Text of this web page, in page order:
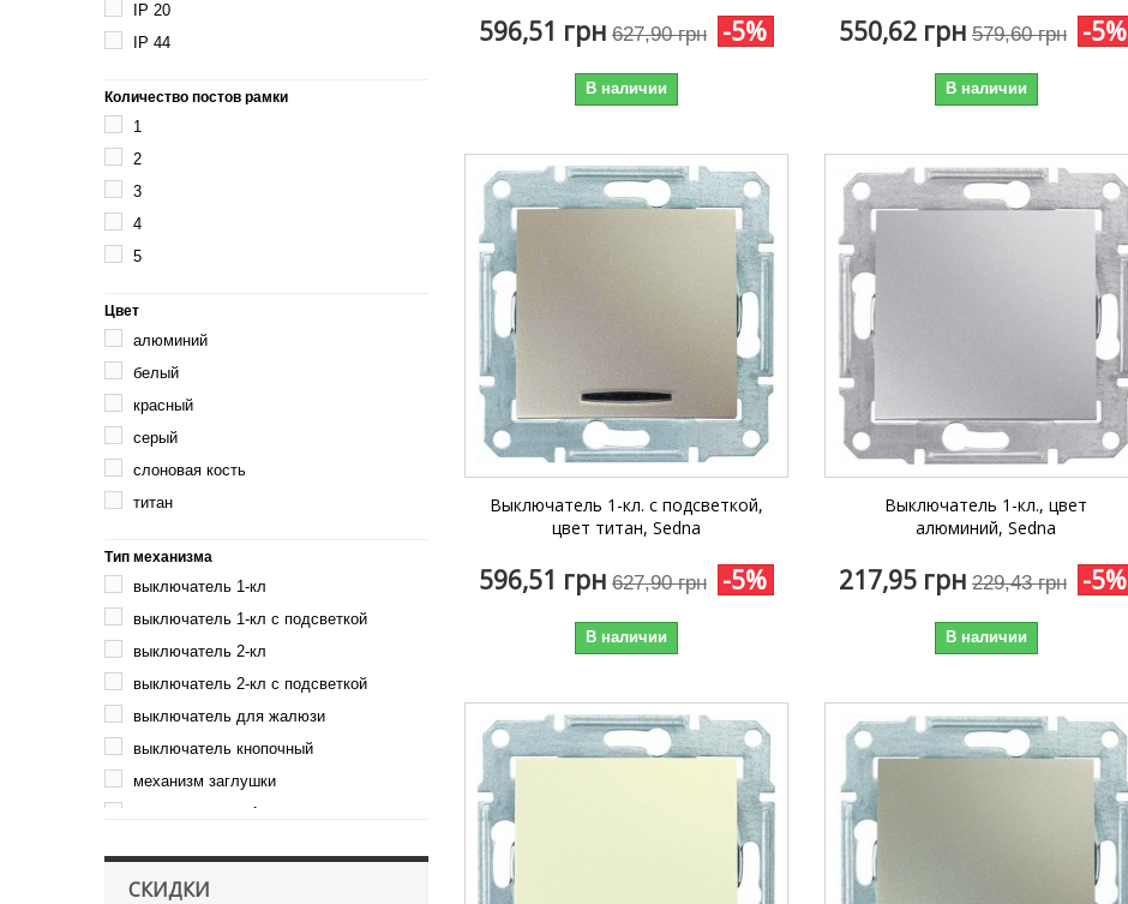
IP 20
IP 44
Количество постов рамки
1
2
3
4
5
Цвет
алюминий
белый
красный
серый
слоновая кость
титан
Тип механизма
выключатель 1-кл
выключатель 1-кл с подсветкой
выключатель 2-кл
выключатель 2-кл с подсветкой
выключатель для жалюзи
выключатель кнопочный
механизм заглушки
переключатель 1-кл
переключатель крестовой
СКИДКИ
596,51 грн 627,90 грн -5%
В наличии
550,62 грн 579,60 грн -5%
В наличии
Выключатель 1-кл. с подсветкой,
цвет титан, Sedna
596,51 грн 627,90 грн -5%
В наличии
Выключатель 1-кл., цвет
алюминий, Sedna
217,95 грн 229,43 грн -5%
В наличии